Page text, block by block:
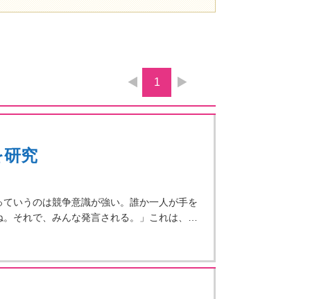
1
究
いうのは競争意識が強い。誰か一人が手を
それで、みんな発言される。」これは、…